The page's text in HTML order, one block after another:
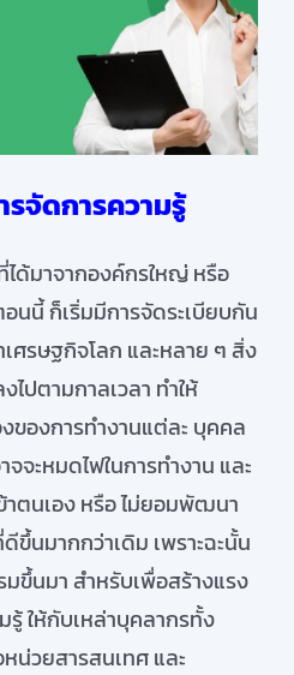
จัดการความรู้
ได้มาจากองค์กรใหญ่ หรือ
นนี้ ก็เริ่มมีการจัดระเบียบกัน
ศรษฐกิจโลก และหลาย ๆ สิ่ง
ไปตามกาลเวลา ทำให้
ของการทำงานแต่ละ บุคคล
จะหมดไฟในการทำงาน และ
าตนเอง หรือ ไม่ยอมพัฒนา
ขึ้นมากกว่าเดิม เพราะฉะนั้น
ขึ้นมา สำหรับเพื่อสร้างแรง
ให้กับเหล่าบุคลากรทั้ง
น่วยสารสนเทศ และ